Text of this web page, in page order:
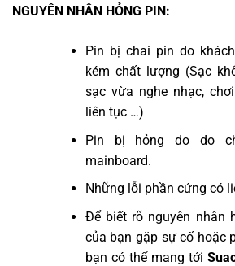
NGUYÊN NHÂN HỎNG PIN:
Pin bị chai pin do
kém chất lượng (Sạc
sạc vừa nghe nhạc,
liên tục …)
Pin bị hỏng do do
mainboard.
Những lỗi phần cứng có
Để biết rõ nguyên nhân
của bạn gặp sự cố hoặc
bạn có thể mang tới